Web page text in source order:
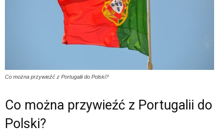
Co można przywieźć z Portugalii do Polski?
Co można przywieźć z Portugalii do
Polski?